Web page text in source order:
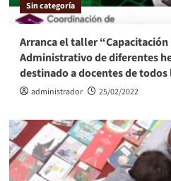
Sin categoría
Arranca el taller “Capacitación
Administrativo de diferentes
destinado a docentes de
administrador 25/02/2022